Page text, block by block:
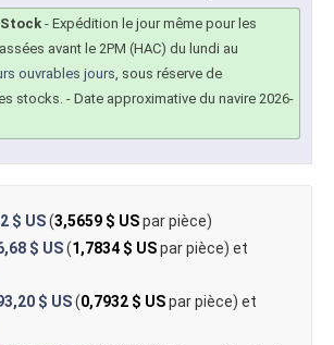
Stock- Expédition le jour même pour les
avant le 2PM (HAC) du lundi au
ouvrables jours, sous réserve de
stocks. - Date approximative du navire 2026-
$ US(3,5659 $ USpar pièce)
$ US(1,7834 $ USpar pièce) et
$ US(0,7932 $ USpar pièce) et